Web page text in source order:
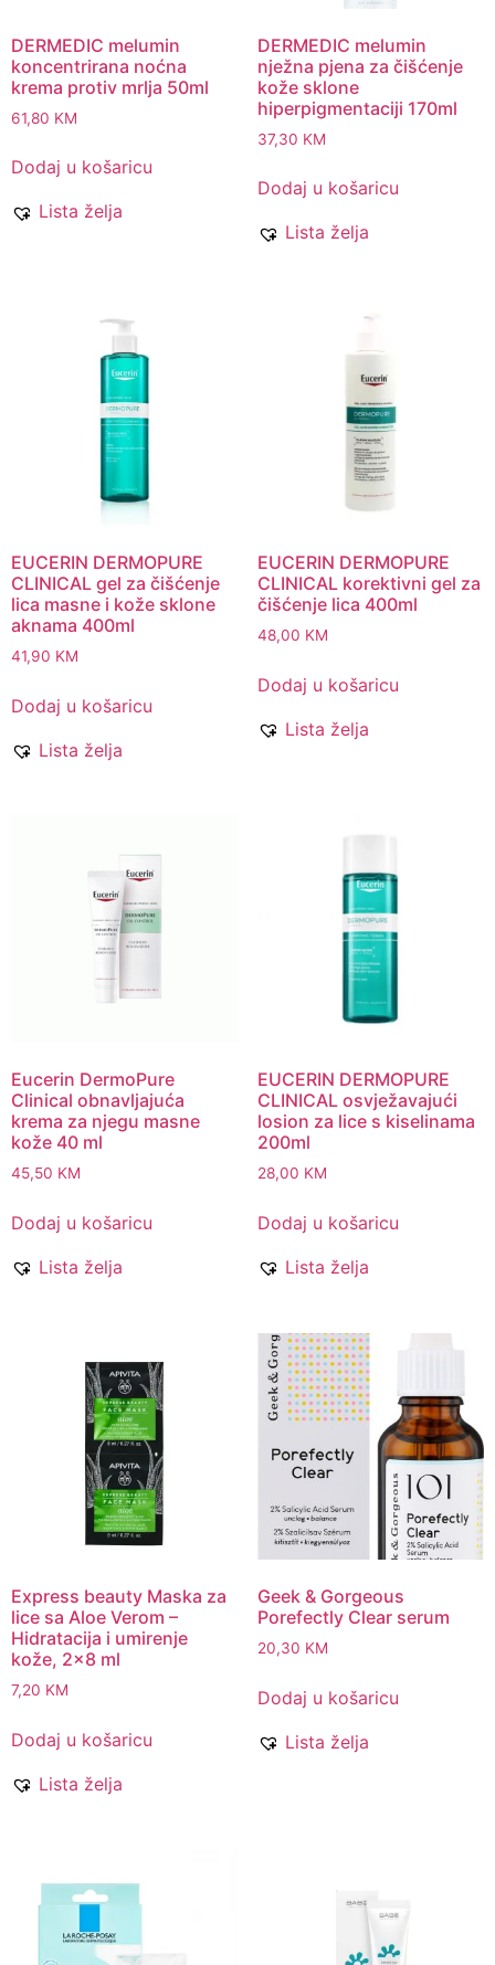
DERMEDIC melumin
koncentrirana noćna
krema protiv mrlja 50ml
61,80 KM
Dodaj u košaricu
Lista želja
DERMEDIC melumin
nježna pjena za čišćenje
kože sklone
hiperpigmentaciji 170ml
37,30 KM
Dodaj u košaricu
Lista želja
EUCERIN DERMOPURE
CLINICAL gel za čišćenje
lica masne i kože sklone
aknama 400ml
41,90 KM
Dodaj u košaricu
Lista želja
EUCERIN DERMOPURE
CLINICAL korektivni gel za
čišćenje lica 400ml
48,00 KM
Dodaj u košaricu
Lista želja
Eucerin DermoPure
Clinical obnavljajuća
krema za njegu masne
kože 40 ml
45,50 KM
Dodaj u košaricu
Lista želja
EUCERIN DERMOPURE
CLINICAL osvježavajući
losion za lice s kiselinama
200ml
28,00 KM
Dodaj u košaricu
Lista želja
Express beauty Maska za
lice sa Aloe Verom –
Hidratacija i umirenje
kože, 2×8 ml
7,20 KM
Dodaj u košaricu
Lista želja
Geek & Gorgeous
Porefectly Clear serum
20,30 KM
Dodaj u košaricu
Lista želja